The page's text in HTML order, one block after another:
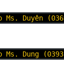
Ms. Duyên
Ms. Dung